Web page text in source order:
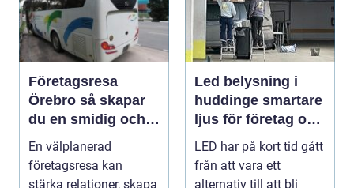
Företagsresa
Örebro så skapar
du en smidig och
minnesvärd resa
för hela teamet
En välplanerad
företagsresa kan
stärka relationer, skapa
Led belysning i
huddinge smartare
ljus för företag och
fastigheter
LED har på kort tid gått
från att vara ett
alternativ till att bli